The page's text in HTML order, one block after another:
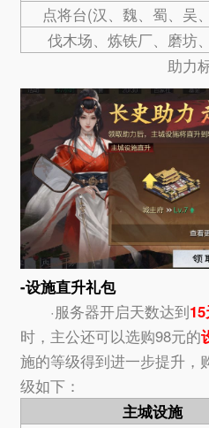
点将台(汉、魏、蜀、吴
伐木场、炼铁厂、磨坊
助力
-设施直升礼包
·服务器开启天数达到
时，主公还可以选购98元的
施的等级得到进一步提升，
级如下：
主城设施